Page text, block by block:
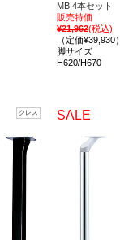
MB 4本セット
販売特価
¥21,962(税込)
（定価¥39,930）
脚サイズ
H620/H670
クレス SALE